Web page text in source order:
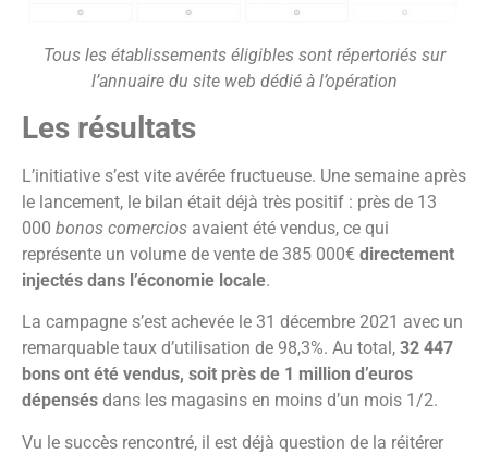
Tous les établissements éligibles sont répertoriés sur
l’annuaire du site web dédié à l’opération
Les résultats
L’initiative s’est vite avérée fructueuse. Une semaine après
le lancement, le bilan était déjà très positif : près de 13
000 bonos comercios avaient été vendus, ce qui
représente un volume de vente de 385 000€ directement
injectés dans l’économie locale.
La campagne s’est achevée le 31 décembre 2021 avec un
remarquable taux d’utilisation de 98,3%. Au total, 32 447
bons ont été vendus, soit près de 1 million d’euros
dépensés dans les magasins en moins d’un mois 1/2.
Vu le succès rencontré, il est déjà question de la réitérer